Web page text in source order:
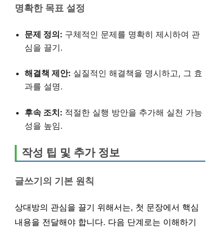
명확한 목표 설정
문제 정의: 구체적인 문제를 명확히 제시하여 관
심을 끌기.
해결책 제안: 실질적인 해결책을 명시하고, 그 효
과를 설명.
후속 조치: 적절한 실행 방안을 추가해 실천 가능
성을 높임.
작성 팁 및 추가 정보
글쓰기의 기본 원칙
상대방의 관심을 끌기 위해서는, 첫 문장에서 핵심
내용을 전달해야 합니다. 다음 단계로는 이해하기